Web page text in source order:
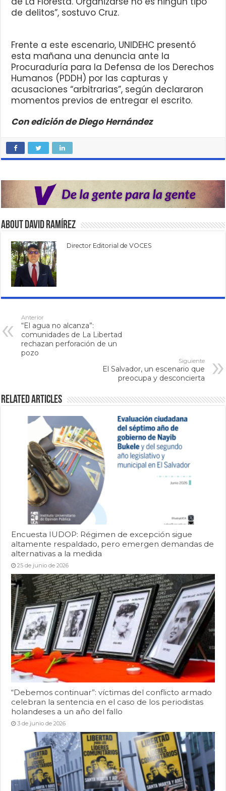
de delitos”, sostuvo Cruz.
Frente a este escenario, UNIDEHC presentó
esta mañana una denuncia ante la
Procuraduría para la Defensa de los Derechos
Humanos (PDDH) por las capturas y
acusaciones “arbitrarias”, según declararon
momentos previos de entregar el escrito.
Con edición de Diego Hernández
About David Ramírez
Director Editorial de VOCES
Anterior
“El agua no alcanza”:
comunidades de La Libertad
rechazan perforación de un
pozo
Siguiente
El Salvador, un escenario que
preocupa y desconcierta
Related Articles
Encuesta IUDOP: Régimen de excepción sigue
altamente respaldado, pero emergen demandas de
alternativas a la medida
25 de junio de 2026
“Debemos continuar”: víctimas del conflicto armado
celebran la sentencia en el caso de los periodistas
holandeses a un año del fallo
3 de junio de 2026